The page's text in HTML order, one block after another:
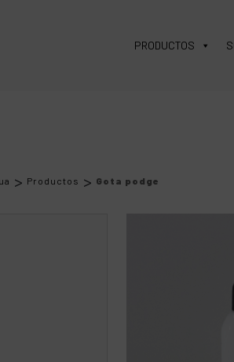
PRODUCTOS
> Productos > Gota podge